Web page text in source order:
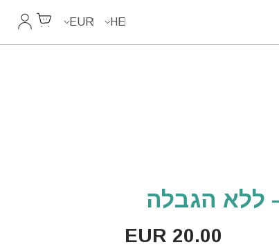
HE
EUR
EUR 20.00